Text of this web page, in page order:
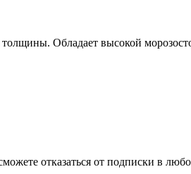
Обладает высокой
отказаться от подписки в